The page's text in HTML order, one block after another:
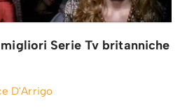
Serie Tv britanniche
D'Arrigo